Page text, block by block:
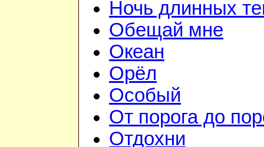
Ночь длинных
Обещай мне
Океан
Орёл
Особый
От порога до
Отдохни